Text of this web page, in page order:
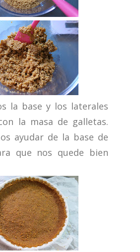
la base y los laterales
la masa de galletas.
ayudar de la base de
que nos quede bien